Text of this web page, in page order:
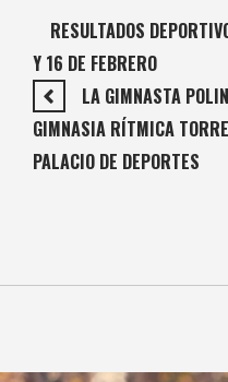
RESULTADOS
Y 16 DE FEBRERO
LA GIMNASTA
GIMNASIA RÍTMICA
PALACIO DE DEPORTES